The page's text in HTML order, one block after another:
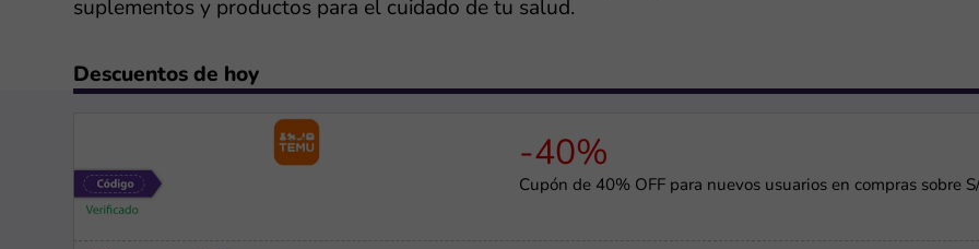
suplementos y productos para el cuidado de tu salud.
Descuentos de hoy
-40%
Cupón de 40% OFF para nuevos usuarios en compras sobre